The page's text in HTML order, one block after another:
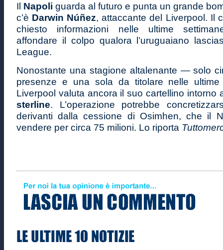
Il Napoli guarda al futuro e punta un grande
c’è Darwin Núñez, attaccante del Liverpool. Il
chiesto informazioni nelle ultime
affondare il colpo qualora l’uruguaiano
League.
Nonostante una stagione altalenante — solo
presenze e una sola da titolare nelle
Liverpool valuta ancora il suo cartellino intorno
sterline. L’operazione potrebbe
derivanti dalla cessione di Osimhen, che il
vendere per circa 75 milioni. Lo riporta